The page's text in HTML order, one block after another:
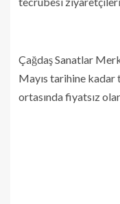
Çağdaş Sanatlar
Mayıs tarihine
ortasında fiyatsız